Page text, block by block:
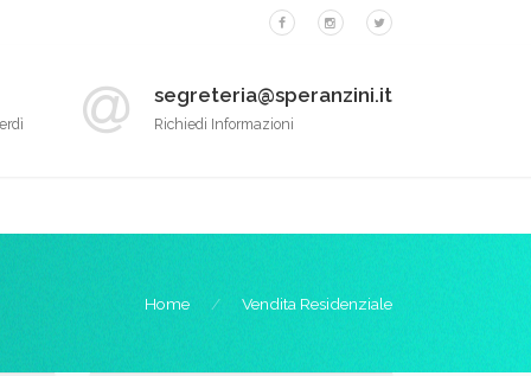
segreteria@speranzini.it
Richiedi Informazioni
Home Vendita Residenziale